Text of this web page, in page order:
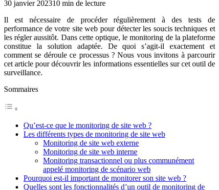
30 janvier 202310 min de lecture
Il est nécessaire de procéder régulièrement à des tests de
performance de votre site web pour détecter les soucis techniques et
les régler aussitôt. Dans cette optique, le monitoring de la plateforme
constitue la solution adaptée. De quoi s’agit-il exactement et
comment se déroule ce processus ? Nous vous invitons à parcourir
cet article pour découvrir les informations essentielles sur cet outil de
surveillance.
Sommaires
Qu’est-ce que le monitoring de site web ?
Les différents types de monitoring de site web
Monitoring de site web externe
Monitoring de site web interne
Monitoring transactionnel ou plus communément
appelé monitoring de scénario web
Pourquoi est-il important de monitorer son site web ?
Quelles sont les fonctionnalités d’un outil de monitoring de